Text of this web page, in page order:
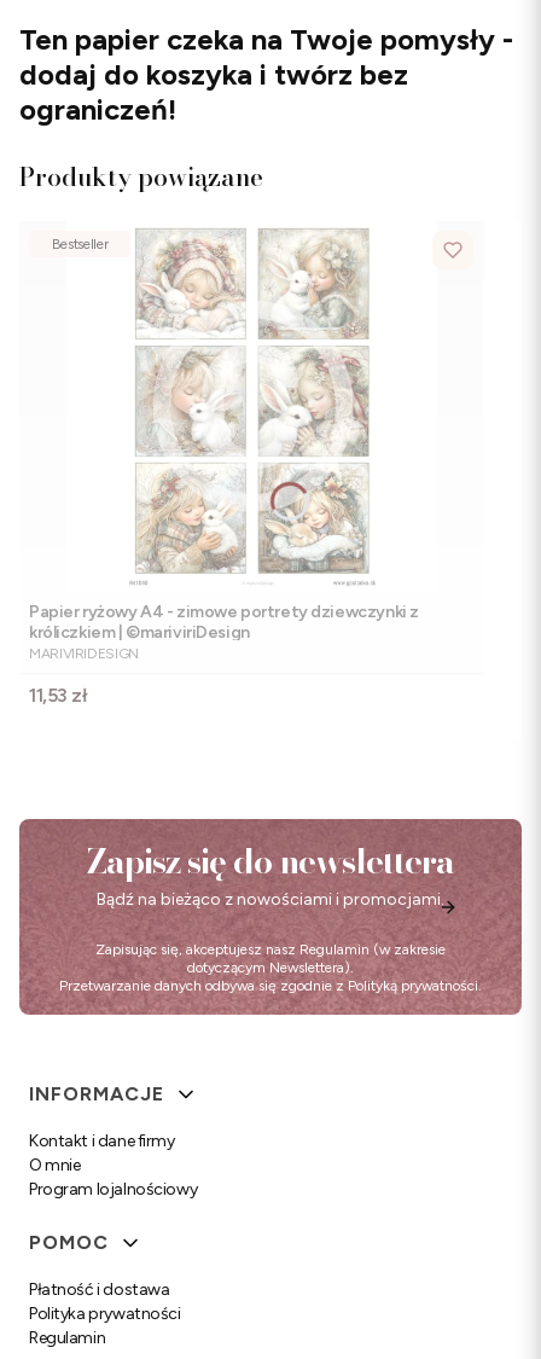
Ten papier czeka na Twoje pomysły -
dodaj do koszyka i twórz bez
ograniczeń!
Produkty powiązane
Bestseller
Papier ryżowy A4 - zimowe portrety dziewczynki z
króliczkiem | ©mariviriDesign
PRODUCENT
MARIVIRIDESIGN
Cena
11,53 zł
Zapisz się do newslettera
Bądź na bieżąco z nowościami i promocjami.
Zapisując się, akceptujesz nasz Regulamin (w zakresie
dotyczącym Newslettera).
Przetwarzanie danych odbywa się zgodnie z Polityką prywatności.
Linki w stopce
INFORMACJE
Kontakt i dane firmy
O mnie
Program lojalnościowy
POMOC
Płatność i dostawa
Polityka prywatności
Regulamin